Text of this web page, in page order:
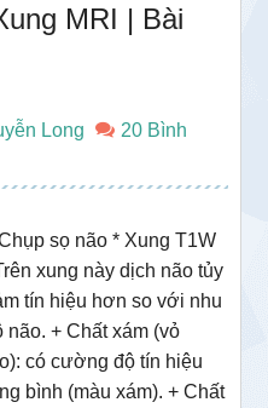
MRI | Bài
Long
20 Bình
sọ não * Xung T1W
xung này dịch não tủy
tín hiệu hơn so với nhu
não. + Chất xám (vỏ
có cường độ tín hiệu
bình (màu xám). + Chất